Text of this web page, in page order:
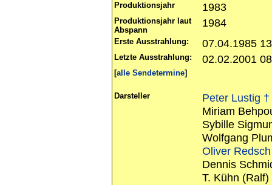
Produktionsjahr 1983
Produktionsjahr laut
Abspann
1984
Erste Ausstrahlung: 07.04.1985
Letzte Ausstrahlung: 02.02.2001
[alle Sendetermine]
Darsteller Peter Lustig †
Miriam
Sybille
Wolfgang
Oliver Redsch
Dennis
T. Kühn (Ralf)